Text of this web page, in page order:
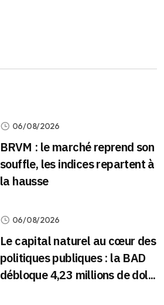
06/08/2026
BRVM : le marché reprend son
souffle, les indices repartent à
la hausse
06/08/2026
Le capital naturel au cœur des
politiques publiques : la BAD
débloque 4,23 millions de dol...